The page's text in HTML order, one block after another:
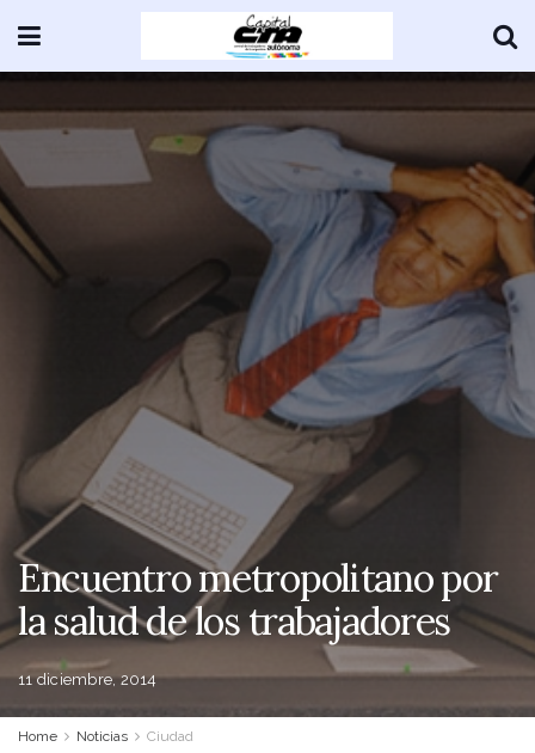
Encuentro metropolitano por
la salud de los trabajadores
11 diciembre, 2014
Home Noticias Ciudad